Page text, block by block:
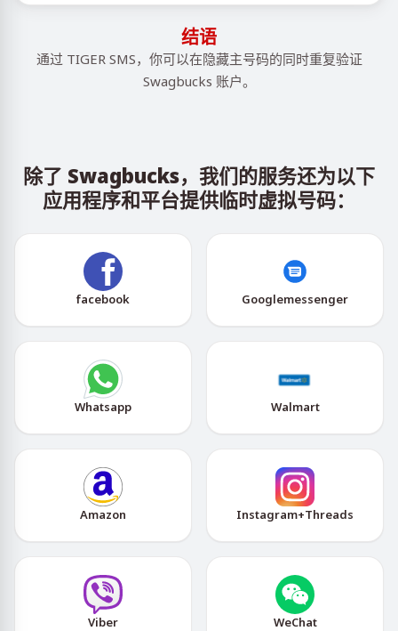
结语
通过 TIGER SMS，你可以在隐藏主号码的同时重复验证
Swagbucks 账户。
除了 Swagbucks，我们的服务还为以下
应用程序和平台提供临时虚拟号码：
facebook Googlemessenger
Whatsapp Walmart
Amazon Instagram+Threads
Viber WeChat